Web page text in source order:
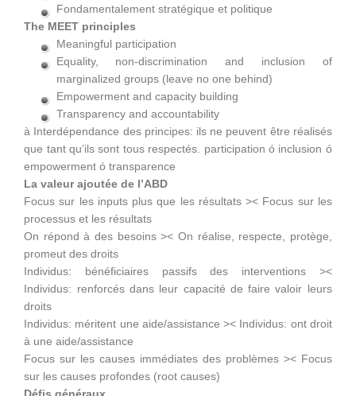
Fondamentalement stratégique et politique
The MEET principles
Meaningful participation
Equality, non-discrimination and inclusion of
marginalized groups (leave no one behind)
Empowerment and capacity building
Transparency and accountability
à Interdépendance des principes: ils ne peuvent être réalisés
que tant qu’ils sont tous respectés. participation ó inclusion ó
empowerment ó transparence
La valeur ajoutée de l’ABD
Focus sur les inputs plus que les résultats >< Focus sur les
processus et les résultats
On répond à des besoins >< On réalise, respecte, protège,
promeut des droits
Individus: bénéficiaires passifs des interventions ><
Individus: renforcés dans leur capacité de faire valoir leurs
droits
Individus: méritent une aide/assistance >< Individus: ont droit
à une aide/assistance
Focus sur les causes immédiates des problèmes >< Focus
sur les causes profondes (root causes)